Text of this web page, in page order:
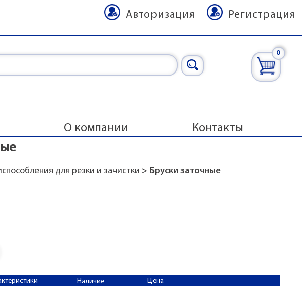
Регистрация
Авторизация
0
О компании Контакты
для резки и зачистки > Бруски заточные
Наличие Цена